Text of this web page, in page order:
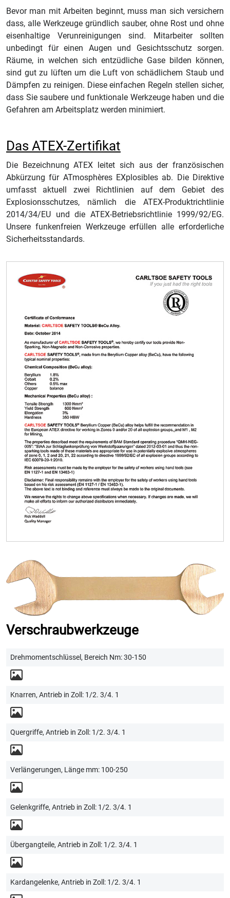
Bevor man mit Arbeiten beginnt, muss man sich versichern
dass, alle Werkzeuge gründlich sauber, ohne Rost und ohne
eisenhaltige Verunreinigungen sind. Mitarbeiter sollten
unbedingt für einen Augen und Gesichtsschutz sorgen.
Räume, in welchen sich entzüdliche Gase bilden können,
sind gut zu lüften um die Luft von schädlichem Staub und
Dämpfen zu reinigen. Diese einfachen Regeln stellen sicher,
dass Sie saubere und funktionale Werkzeuge haben und die
Gefahren am Arbeitsplatz werden minimiert.
Das ATEX-Zertifikat
Die Bezeichnung ATEX leitet sich aus der französischen
Abkürzung für ATmosphères EXplosibles ab. Die Direktive
umfasst aktuell zwei Richtlinien auf dem Gebiet des
Explosionsschutzes, nämlich die ATEX-Produktrichtlinie
2014/34/EU und die ATEX-Betriebsrichtlinie 1999/92/EG.
Unsere funkenfreien Werkzeuge erfüllen alle erforderliche
Sicherheitsstandards.
Verschraubwerkzeuge
Drehmomentschlüssel, Bereich Nm: 30-150
Knarren, Antrieb in Zoll: 1/2. 3/4. 1
Quergriffe, Antrieb in Zoll: 1/2. 3/4. 1
Verlängerungen, Länge mm: 100-250
Gelenkgriffe, Antrieb in Zoll: 1/2. 3/4. 1
Übergangteile, Antrieb in Zoll: 1/2. 3/4. 1
Kardangelenke, Antrieb in Zoll: 1/2. 3/4. 1